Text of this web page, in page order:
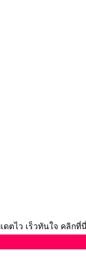
ดตไว เร็วทันใจ คลิกที่